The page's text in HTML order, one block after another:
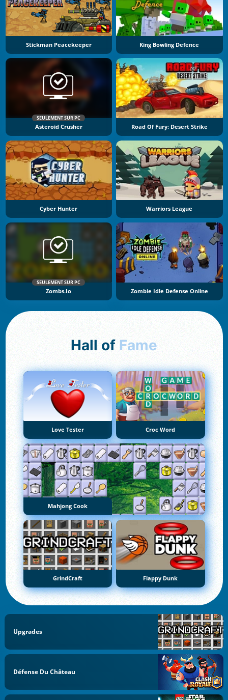
Stickman Peacekeeper King Bowling Defence
SEULEMENT SUR PC
Asteroid Crusher Road Of Fury: Desert Strike
Cyber Hunter Warriors League
SEULEMENT SUR PC
Zombs.io Zombie Idle Defense Online
Hall of Fame
Love Tester Croc Word
Mahjong Cook
GrindCraft Flappy Dunk
Upgrades
Défense Du Château